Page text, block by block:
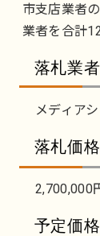
市支店業者
業者を合計
落札業者
メディア
落札価
2,700,000
予定価